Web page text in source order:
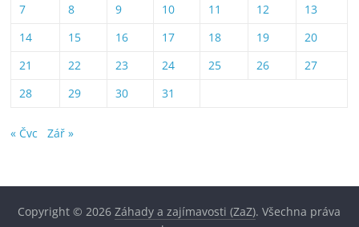
7
8 9 10 11 12
13
14
15 16 17 18 19
20
21
22 23 24 25 26
27
28
29 30 31
« Čvc Zář »
Copyright © 2026Záhady a zajímavosti (ZaZ). Všechna práva